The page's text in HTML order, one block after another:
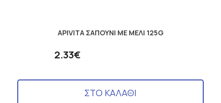
APIVITA ΣΑΠΟΥΝΙ ΜΕ ΜΕΛΙ 125G
2.33€
ΣΤΟ ΚΑΛΑΘΙ